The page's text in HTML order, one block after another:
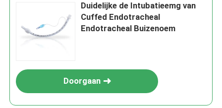
Duidelijke de Intubatieemg van
Cuffed Endotracheal
Endotracheal Buizenoem
Doorgaan